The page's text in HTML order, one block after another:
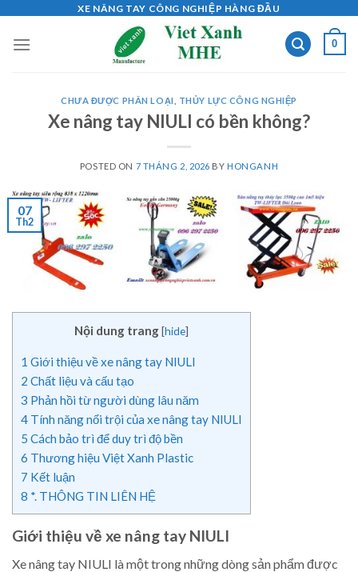
content
XE NÂNG TAY CÔNG NGHIỆP HÀNG ĐẦU
0
CHƯA ĐƯỢC PHÂN LOẠI THỦY LỰC CÔNG NGHIỆP
Xe nâng tay NIULI có bền không?
POSTED ON 7 THÁNG 2, 2026 BYHONGANH
07
Th2
Nội dung trang[hide]
1 Giới thiệu về xe nâng tay NIULI
2 Chất liệu và cấu tạo
3 Phản hồi từ người dùng lâu năm
4 Tính năng nổi trội của xe nâng tay NIULI
5 Cách bảo trì để duy trì độ bền
6 Thương hiệu Việt Xanh Plastic
7 Kết luận
8 *. THÔNG TIN LIÊN HỆ
Giới thiệu về xe nâng tay NIULI
Xe nâng tay NIULI là một trong những dòng sản phẩm được